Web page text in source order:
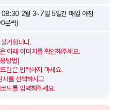
2월 3~7일 5일간 매일 아침
분씩)
가합니다.
아래 이미지를 확인해주세요.
방법]
란은 입력하지 마세요.
사를 선택하시고
드를 입력해주세요.